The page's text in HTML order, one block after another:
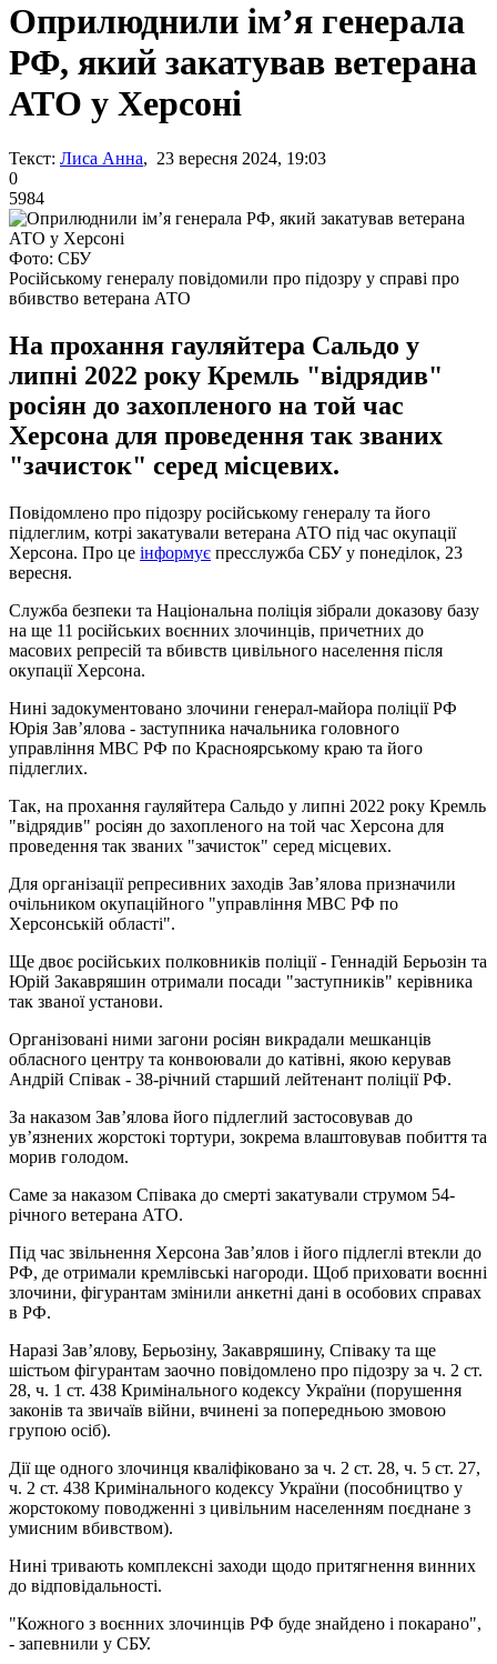
Оприлюднили ім’я генерала
РФ, який закатував ветерана
АТО у Херсоні
Текст: Лиса Анна, 23 вересня 2024, 19:03
0
5984
Фото: СБУ
Російському генералу повідомили про підозру у справі про
вбивство ветерана АТО
На прохання гауляйтера Сальдо у
липні 2022 року Кремль "відрядив"
росіян до захопленого на той час
Херсона для проведення так званих
"зачисток" серед місцевих.
Повідомлено про підозру російському генералу та його
підлеглим, котрі закатували ветерана АТО під час окупації
Херсона. Про це інформує пресслужба СБУ у понеділок, 23
вересня.
Служба безпеки та Національна поліція зібрали доказову базу
на ще 11 російських воєнних злочинців, причетних до
масових репресій та вбивств цивільного населення після
окупації Херсона.
Нині задокументовано злочини генерал-майора поліції РФ
Юрія Зав’ялова - заступника начальника головного
управління МВС РФ по Красноярському краю та його
підлеглих.
Так, на прохання гауляйтера Сальдо у липні 2022 року Кремль
"відрядив" росіян до захопленого на той час Херсона для
проведення так званих "зачисток" серед місцевих.
Для організації репресивних заходів Зав’ялова призначили
очільником окупаційного "управління МВС РФ по
Херсонській області".
Ще двоє російських полковників поліції - Геннадій Берьозін та
Юрій Закавряшин отримали посади "заступників" керівника
так званої установи.
Організовані ними загони росіян викрадали мешканців
обласного центру та конвоювали до катівні, якою керував
Андрій Співак - 38-річний старший лейтенант поліції РФ.
За наказом Зав’ялова його підлеглий застосовував до
ув’язнених жорстокі тортури, зокрема влаштовував побиття та
морив голодом.
Саме за наказом Співака до смерті закатували струмом 54-
річного ветерана АТО.
Під час звільнення Херсона Зав’ялов і його підлеглі втекли до
РФ, де отримали кремлівські нагороди. Щоб приховати воєнні
злочини, фігурантам змінили анкетні дані в особових справах
в РФ.
Наразі Зав’ялову, Берьозіну, Закавряшину, Співаку та ще
шістьом фігурантам заочно повідомлено про підозру за ч. 2 ст.
28, ч. 1 ст. 438 Кримінального кодексу України (порушення
законів та звичаїв війни, вчинені за попередньою змовою
групою осіб).
Дії ще одного злочинця кваліфіковано за ч. 2 ст. 28, ч. 5 ст. 27,
ч. 2 ст. 438 Кримінального кодексу України (пособництво у
жорстокому поводженні з цивільним населенням поєднане з
умисним вбивством).
Нині тривають комплексні заходи щодо притягнення винних
до відповідальності.
"Кожного з воєнних злочинців РФ буде знайдено і покарано",
- запевнили у СБУ.